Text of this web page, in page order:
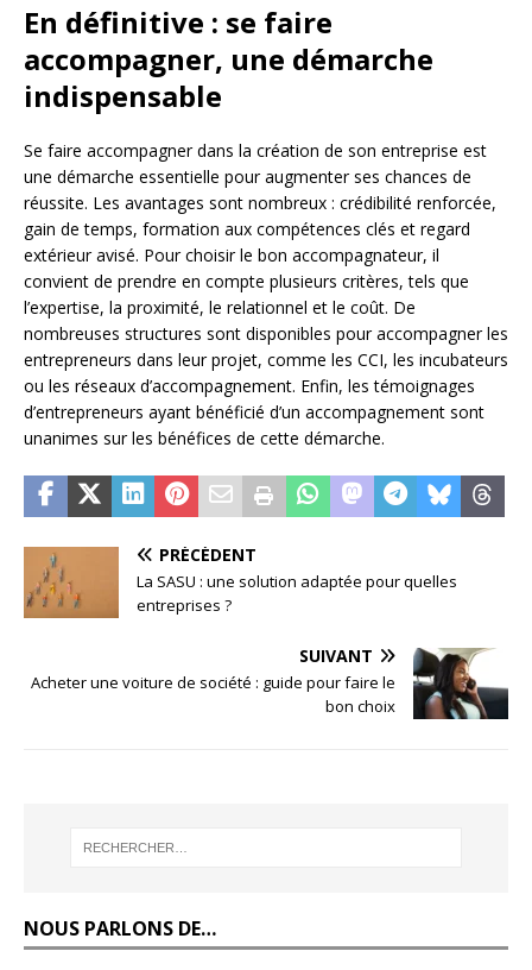
En définitive : se faire
accompagner, une démarche
indispensable
Se faire accompagner dans la création de son entreprise est
une démarche essentielle pour augmenter ses chances de
réussite. Les avantages sont nombreux : crédibilité renforcée,
gain de temps, formation aux compétences clés et regard
extérieur avisé. Pour choisir le bon accompagnateur, il
convient de prendre en compte plusieurs critères, tels que
l’expertise, la proximité, le relationnel et le coût. De
nombreuses structures sont disponibles pour accompagner les
entrepreneurs dans leur projet, comme les CCI, les incubateurs
ou les réseaux d’accompagnement. Enfin, les témoignages
d’entrepreneurs ayant bénéficié d’un accompagnement sont
unanimes sur les bénéfices de cette démarche.
PRÉCÉDENT
La SASU : une solution adaptée pour quelles
entreprises ?
SUIVANT
Acheter une voiture de société : guide pour faire le
bon choix
NOUS PARLONS DE…